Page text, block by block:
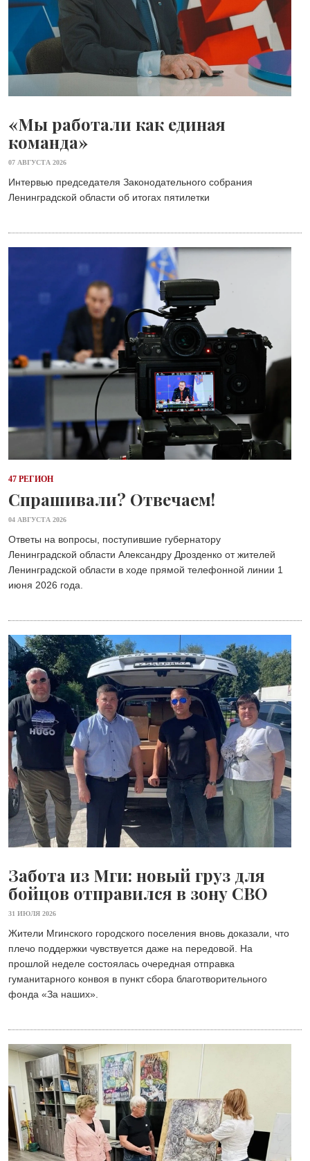
«Мы работали как единая
команда»
07 АВГУСТА 2026
Интервью председателя Законодательного собрания
Ленинградской области об итогах пятилетки
47 РЕГИОН
Спрашивали? Отвечаем!
04 АВГУСТА 2026
Ответы на вопросы, поступившие губернатору
Ленинградской области Александру Дрозденко от жителей
Ленинградской области в ходе прямой телефонной линии 1
июня 2026 года.
Забота из Мги: новый груз для
бойцов отправился в зону СВО
31 ИЮЛЯ 2026
Жители Мгинского городского поселения вновь доказали, что
плечо поддержки чувствуется даже на передовой. На
прошлой неделе состоялась очередная отправка
гуманитарного конвоя в пункт сбора благотворительного
фонда «Зa наших».